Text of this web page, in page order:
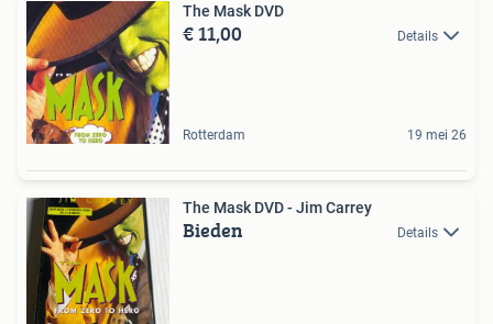
The Mask DVD
€ 11,00 Details
Rotterdam 19 mei 26
The Mask DVD - Jim Carrey
Bieden Details